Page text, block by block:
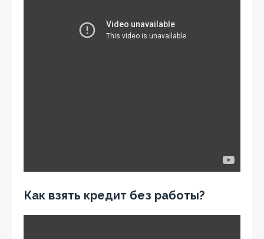
Как взять кредит без работы?